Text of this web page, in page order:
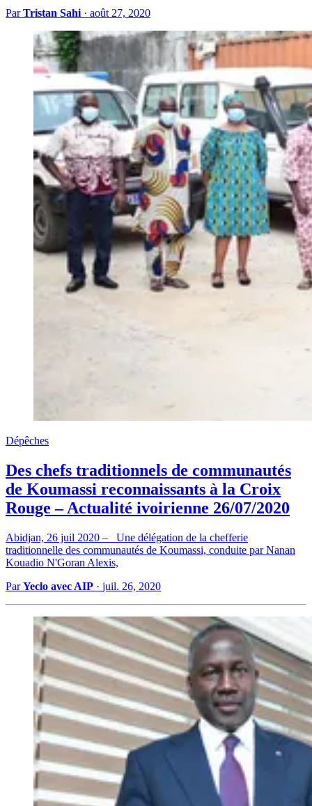
ParTristan Sahi · août 27, 2020
Dépêches
Des chefs traditionnels de communautés
de Koumassi reconnaissants à la Croix
Rouge – Actualité ivoirienne 26/07/2020
Abidjan, 26 juil 2020 – Une délégation de la chefferie
traditionnelle des communautés de Koumassi, conduite par Nanan
Kouadio N'Goran Alexis,
ParYeclo avec AIP · juil. 26, 2020